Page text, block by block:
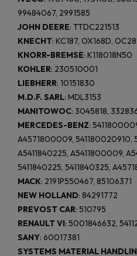
99484067, 2991585
JOHN DEERE: TTDC221513
KNECHT: KC187, OX168D,
KNORR-BREMSE: K118018N50
KOHLER: 230510001
LIEBHERR: 10151830
M.D.F. SARL: MDL3153
MANITOWOC: 3045818,
MERCEDES-BENZ:
A4571800009, 541180020910,
A5411840225, A5411800009,
5411840225, 5411840325,
MACK: 2191P550467, 85106371
NEW HOLLAND: 84291772
PREVOST CAR: 510795
RENAULT VI: 5001846632,
SANY: 60017381
SYSTEMS MATERIAL